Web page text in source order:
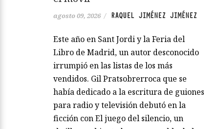
agosto 09, 2026 / RAQUEL JIMÉNEZ JIMÉNEZ
Este año en Sant Jordi y la Feria del
Libro de Madrid, un autor desconocido
irrumpió en las listas de los más
vendidos. Gil Pratsobrerroca que se
había dedicado a la escritura de guiones
para radio y televisión debutó en la
ficción con El juego del silencio, un